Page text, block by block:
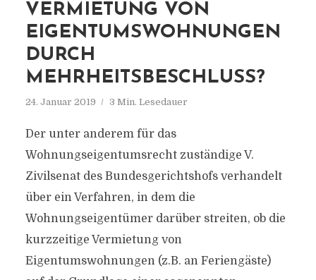
VERMIETUNG VON
EIGENTUMSWOHNUNGEN
DURCH
MEHRHEITSBESCHLUSS?
24. Januar 2019 3 Min. Lesedauer
Der unter anderem für das
Wohnungseigentumsrecht zuständige V.
Zivilsenat des Bundesgerichtshofs verhandelt
über ein Verfahren, in dem die
Wohnungseigentümer darüber streiten, ob die
kurzzeitige Vermietung von
Eigentumswohnungen (z.B. an Feriengäste)